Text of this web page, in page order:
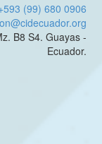
(99) 680 0906
B8 S4. Guayas -
Ecuador.